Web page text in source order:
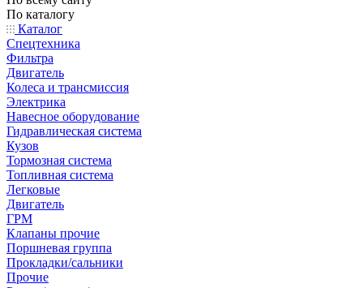
По каталогу
Каталог
Спецтехника
Фильтра
Двигатель
Колеса и трансмиссия
Электрика
Навесное оборудование
Гидравлическая система
Кузов
Тормозная система
Топливная система
Легковые
Двигатель
ГРМ
Клапаны прочие
Поршневая группа
Прокладки/сальники
Прочие